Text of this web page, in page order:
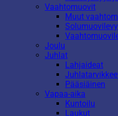
Vaahtomuovit
Muut
Joulu
Juhlat
Lahjaideat
Pääsiäinen
Vapaa-aika
Kuntoilu
Laukut